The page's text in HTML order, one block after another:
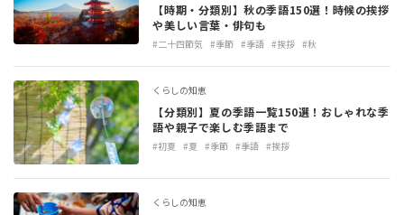
【時期・分類別】秋の季語150選！時候の挨拶
や美しい言葉・俳句も
#二十四節気 #季節 #季語 #挨拶 #秋
くらしの知恵
【分類別】夏の季語一覧150選！おしゃれな季
語や親子で楽しむ季語まで
#初夏 #夏 #季節 #季語 #挨拶
くらしの知恵